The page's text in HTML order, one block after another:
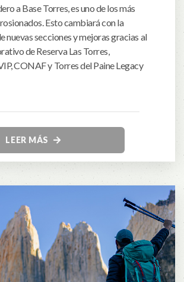
a Base Torres, es uno de los más
Esto cambiará con la
nuevas secciones y mejoras gracias al
de Reserva Las Torres,
CONAF y Torres del Paine Legacy
LEER MÁS